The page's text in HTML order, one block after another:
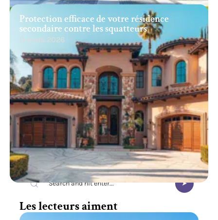
Protection efficace de votre résidence
secondaire contre les squatteurs
11 mars 2026
Recherche
Les lecteurs aiment